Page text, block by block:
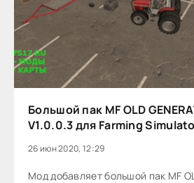
Большой пак MF OLD
V1.0.0.3 для Farming
26 июн 2020, 12:29
Мод добавляет большой пак MF